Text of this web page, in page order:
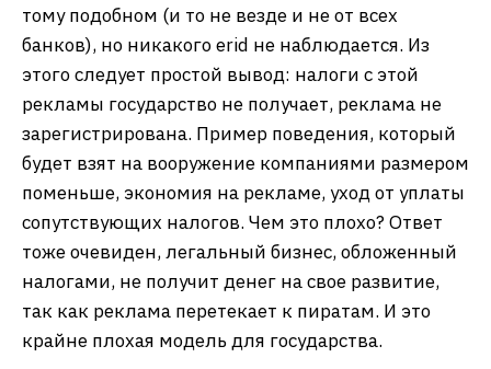
тому подобном (и то не везде и не от всех
банков), но никакого erid не наблюдается. Из
этого следует простой вывод: налоги с этой
рекламы государство не получает, реклама не
зарегистрирована. Пример поведения, который
будет взят на вооружение компаниями размером
поменьше, экономия на рекламе, уход от уплаты
сопутствующих налогов. Чем это плохо? Ответ
тоже очевиден, легальный бизнес, обложенный
налогами, не получит денег на свое развитие,
так как реклама перетекает к пиратам. И это
крайне плохая модель для государства.